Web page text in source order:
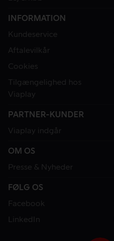
INFORMATION
Kundeservice
Aftalevilkår
Cookies
Tilgængelighed hos
Viaplay
PARTNER-KUNDER
Viaplay indgår
OM OS
Presse & Nyheder
FØLG OS
Facebook
LinkedIn